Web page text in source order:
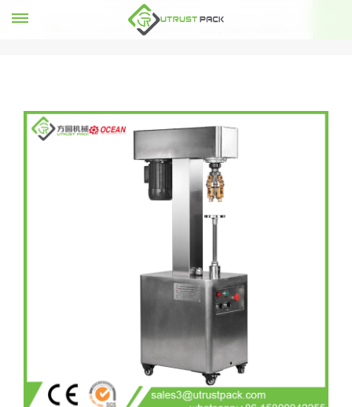
شبه التلقائي المسمار روب كاب آلة للنبيذ